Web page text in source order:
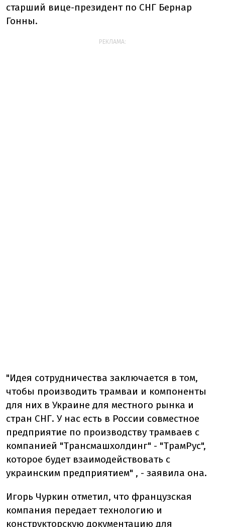
старший вице-президент по СНГ Бернар
Гонны.
РЕКЛАМА:
"Идея сотрудничества заключается в том,
чтобы производить трамваи и компоненты
для них в Украине для местного рынка и
стран СНГ. У нас есть в России совместное
предприятие по производству трамваев с
компанией "Трансмашхолдинг" - "ТрамРус",
которое будет взаимодействовать с
украинским предприятием" , - заявила она.
Игорь Чуркин отметил, что французская
компания передает технологию и
конструкторскую документацию для